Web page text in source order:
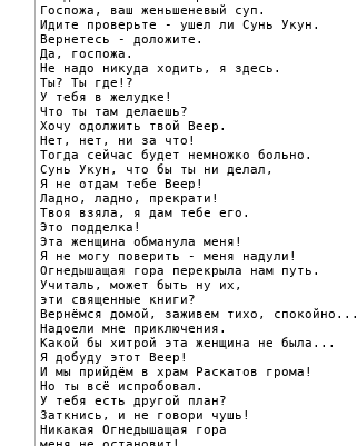
Госпожа, ваш женьшеневый суп.
Идите проверьте - ушел ли Сунь Укун.
Вернетесь - доложите.
Да, госпожа.
Не надо никуда ходить, я здесь.
Ты? Ты где!?
У тебя в желудке!
Что ты там делаешь?
Хочу одолжить твой Веер.
Нет, нет, ни за что!
Тогда сейчас будет немножко больно.
Сунь Укун, что бы ты ни делал,
Я не отдам тебе Веер!
Ладно, ладно, прекрати!
Твоя взяла, я дам тебе его.
Это подделка!
Эта женщина обманула меня!
Я не могу поверить - меня надули!
Огнедышащая гора перекрыла нам путь.
Учиталь, может быть ну их,
эти священные книги?
Вернёмся домой, заживем тихо, спокойно...
Надоели мне приключения.
Какой бы хитрой эта женщина не была...
Я добуду этот Веер!
И мы прийдём в храм Раскатов грома!
Но ты всё испробовал.
У тебя есть другой план?
Заткнись, и не говори чушь!
Никакая Огнедышащая гора